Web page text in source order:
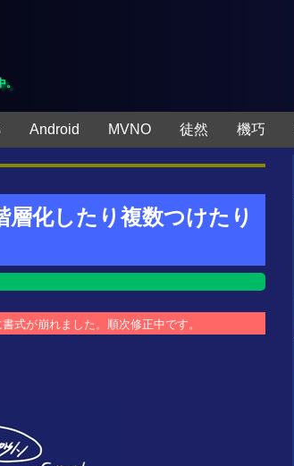
Android MVNO 徒然 機巧
化したり複数つけたり
式が崩れました。順次修正中です。